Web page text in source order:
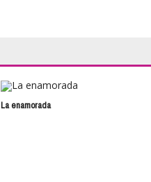
La enamorada